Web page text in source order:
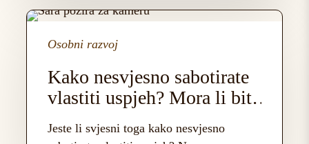
Kako
nesvjesno
vlastiti
uspjeh?
Mora
Osobni razvoj
Kako nesvjesno sabotirate
vlastiti uspjeh? Mora li biti
loše da napraviš idući
korak?
Jeste li svjesni toga kako nesvjesno